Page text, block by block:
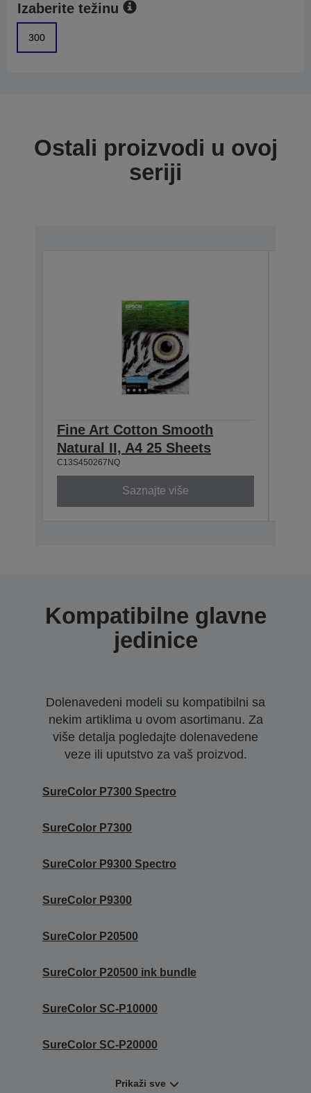
Izaberite težinu
300
Ostali proizvodi u ovoj
seriji
Fine Art Cotton Smooth
Natural II, A4 25 Sheets
C13S450267NQ
Saznajte više
Kompatibilne glavne
jedinice
Dolenavedeni modeli su kompatibilni sa
nekim artiklima u ovom asortimanu. Za
više detalja pogledajte dolenavedene
veze ili uputstvo za vaš proizvod.
SureColor P7300 Spectro
SureColor P7300
SureColor P9300 Spectro
SureColor P9300
SureColor P20500
SureColor P20500 ink bundle
SureColor SC-P10000
SureColor SC-P20000
Prikaži sve